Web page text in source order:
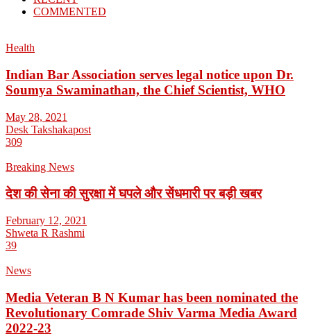
COMMENTED
Health
Indian Bar Association serves legal notice upon Dr.
Soumya Swaminathan, the Chief Scientist, WHO
May 28, 2021
Desk Takshakapost
309
Breaking News
देश की सेना की सुरक्षा में घपले और सेंधमारी पर बड़ी खबर
February 12, 2021
Shweta R Rashmi
39
News
Media Veteran B N Kumar has been nominated the
Revolutionary Comrade Shiv Varma Media Award
2022-23